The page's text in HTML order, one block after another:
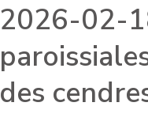
2026-02-
des